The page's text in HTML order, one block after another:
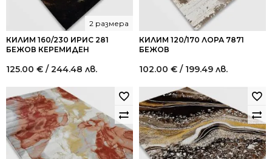
КИЛИМ 160/230 ИРИС 281
БЕЖОВ КЕРЕМИДЕН
2 размера
125.00 € / 244.48 лв.
КИЛИМ 120/170 ЛОРА 7871
БЕЖОВ
102.00 € / 199.49 лв.